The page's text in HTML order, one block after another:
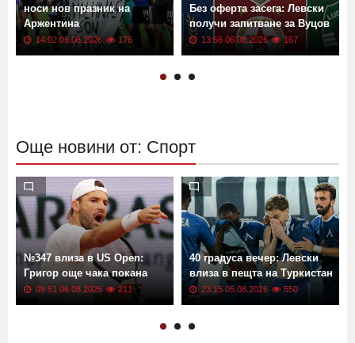
носи нов празник на
Аржентина
14:02 06.08.2026 176
Без оферта засега: Левски
получи запитване за Вуцов
13:56 06.08.2026 167
Още новини от: Спорт
№347 влиза в US Open:
Григор още чака покана
09:51 06.08.2026 211
40 градуса вечер: Левски
влиза в пещта на Туркистан
23:15 05.08.2026 550